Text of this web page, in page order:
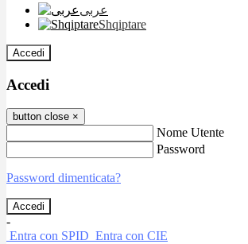
عربى
Shqiptare
Accedi
Accedi
button close ×
Nome Utente
Password
Password dimenticata?
-
Entra con SPID Entra con CIE